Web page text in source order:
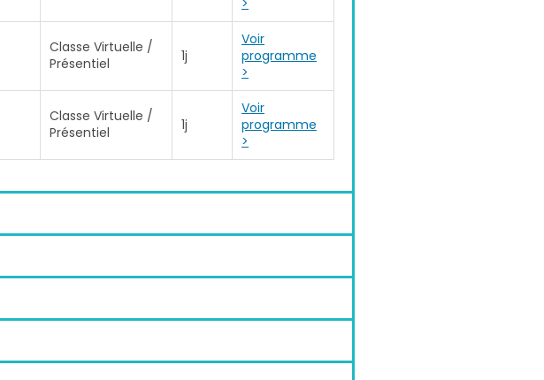
>
Classe Virtuelle /
Présentiel
1j
Voir
programme
>
Classe Virtuelle /
Présentiel
1j
Voir
programme
>